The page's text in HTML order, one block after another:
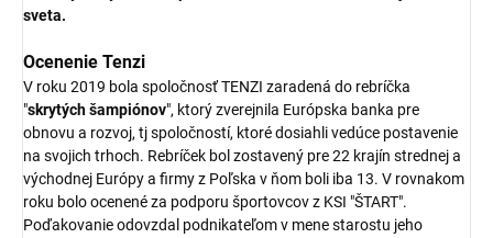
sveta.
Ocenenie Tenzi
V roku 2019 bola spoločnosť TENZI zaradená do rebríčka
"skrytých šampiónov", ktorý zverejnila Európska banka pre
obnovu a rozvoj, tj spoločností, ktoré dosiahli vedúce postavenie
na svojich trhoch. Rebríček bol zostavený pre 22 krajín strednej a
východnej Európy a firmy z Poľska v ňom boli iba 13. V rovnakom
roku bolo ocenené za podporu športovcov z KSI "ŠTART".
Poďakovanie odovzdal podnikateľom v mene starostu jeho